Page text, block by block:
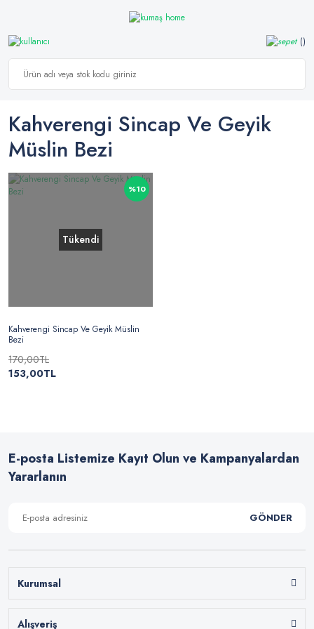
Kahverengi Sincap Ve Geyik
Müslin Bezi
%10
Tükendi
Kahverengi Sincap Ve Geyik Müslin
Bezi
170,00TL
153,00TL
E-posta Listemize Kayıt Olun ve Kampanyalardan
Yararlanın
GÖNDER
Kurumsal
Alışveriş